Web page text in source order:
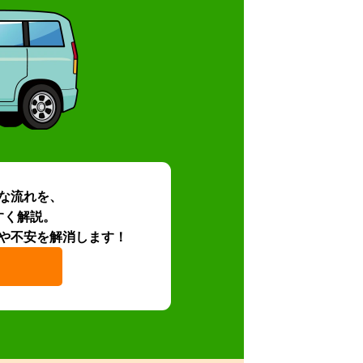
流れを、
解説。
不安を解消します！